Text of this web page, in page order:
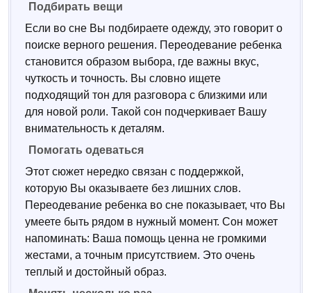
Подбирать вещи
Если во сне Вы подбираете одежду, это говорит о
поиске верного решения. Переодевание ребенка
становится образом выбора, где важны вкус,
чуткость и точность. Вы словно ищете
подходящий тон для разговора с близкими или
для новой роли. Такой сон подчеркивает Вашу
внимательность к деталям.
Помогать одеваться
Этот сюжет нередко связан с поддержкой,
которую Вы оказываете без лишних слов.
Переодевание ребенка во сне показывает, что Вы
умеете быть рядом в нужный момент. Сон может
напоминать: Ваша помощь ценна не громкими
жестами, а точным присутствием. Это очень
теплый и достойный образ.